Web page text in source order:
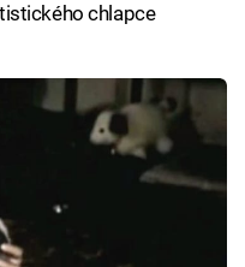
chlapce